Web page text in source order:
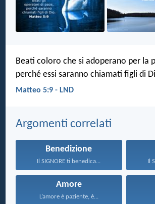
Beati coloro che si adoperano per la
perché essi saranno chiamati figli di
Matteo 5:9 - LND
Argomenti correlati
Benedizione
Il SIGNORE ti benedica... Il
Amore
L’amore è paziente, è...